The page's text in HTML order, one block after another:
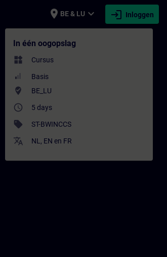
place BE & LU expand_more login Inloggen
In één oogopslag
widgets Cursus
Basis
where_to_vote BE_LU
access_time 5 days
sell ST-BWINCCS
translate NL , EN en FR